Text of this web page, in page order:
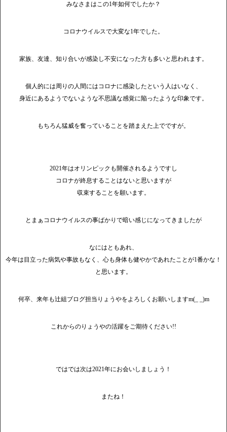
みなさまはこの1年如何でしたか？
コロナウイルスで大変な1年でした。
家族、友達、知り合いが感染し不安になった方も多いと思われます。
個人的には周りの人間にはコロナに感染したという人はいなく、
身近にあるようでないような不思議な感覚に陥ったような印象です。
もちろん猛威を奮っていることを踏まえた上でですが。
2021年はオリンピックも開催されるようですし
コロナが終息することはないと思いますが
収束することを願います。
とまぁコロナウイルスの事ばかりで暗い感じになってきましたが
なにはともあれ、
今年は目立った病気や事故もなく、心も身体も健やかであれたことが1番かな！
と思います。
何卒、来年も辻組ブログ担当りょうやをよろしくお願いしますm(_ _)m
これからのりょうやの活躍をご期待ください!!
ではでは次は2021年にお会いしましょう！
またね！